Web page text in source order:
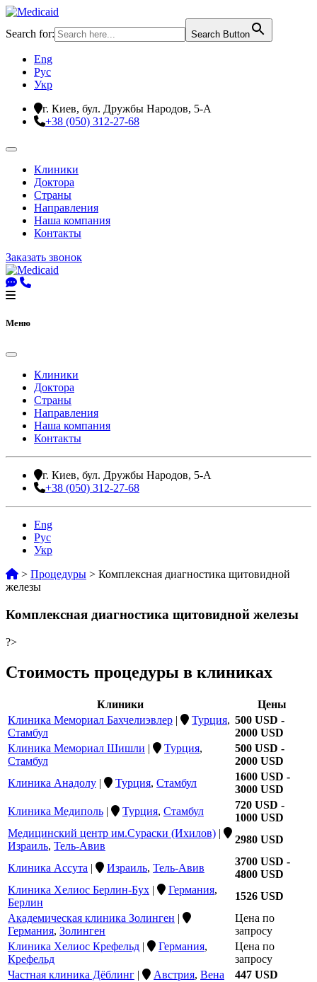
Search for: Search Button
Eng
Рус
Укр
г. Киев, бул. Дружбы Народов, 5-А
+38 (050) 312-27-68
Клиники
Доктора
Страны
Направления
Наша компания
Контакты
Заказать звонок
Меню
Клиники
Доктора
Страны
Направления
Наша компания
Контакты
г. Киев, бул. Дружбы Народов, 5-А
+38 (050) 312-27-68
Eng
Рус
Укр
> Процедуры > Комплексная диагностика щитовидной
железы
Комплексная диагностика щитовидной железы
?>
Стоимость процедуры в клиниках
Клиники
Цены
Клиника Мемориал Бахчелиэвлер | Турция,
Стамбул
500 USD -
2000 USD
Клиника Мемориал Шишли | Турция,
Стамбул
500 USD -
2000 USD
Клиника Анадолу | Турция, Стамбул
1600 USD -
3000 USD
Клиника Медиполь | Турция, Стамбул
720 USD -
1000 USD
Медицинский центр им.Сураски (Ихилов) |
Израиль, Тель-Авив
2980 USD
Клиника Ассута | Израиль, Тель-Авив
3700 USD -
4800 USD
Клиника Хелиос Берлин-Бух | Германия,
Берлин
1526 USD
Академическая клиника Золинген |
Германия, Золинген
Цена по
запросу
Клиника Хелиос Крефельд | Германия,
Крефельд
Цена по
запросу
Частная клиника Дёблинг | Австрия, Вена
447 USD